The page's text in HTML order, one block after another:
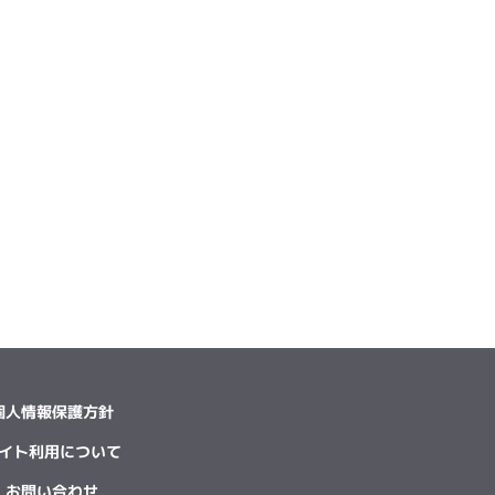
人情報保護方針
ト利用について
お問い合わせ